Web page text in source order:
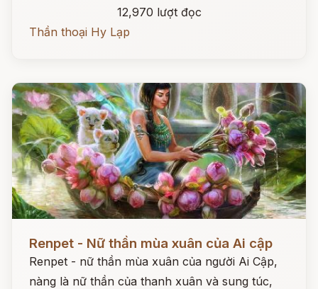
12,970 lượt đọc
Thần thoại Hy Lạp
Renpet - Nữ thần mùa xuân của Ai cập
Renpet - nữ thần mùa xuân của người Ai Cập,
nàng là nữ thần của thanh xuân và sung túc,